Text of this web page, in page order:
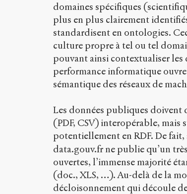
domaines spécifiques
plus en plus clairement
standardisent en ontologies.
culture propre à tel ou tel
pouvant ainsi contextualiser les
performance informatique
sémantique des réseaux de
Les données publiques doivent
(PDF, CSV) interopérable,
potentiellement en RDF. De
data.gouv.fr ne publie qu’un
ouvertes, l’immense majorité
(doc., XLS, …). Au-delà de la
décloisonnement qui découle